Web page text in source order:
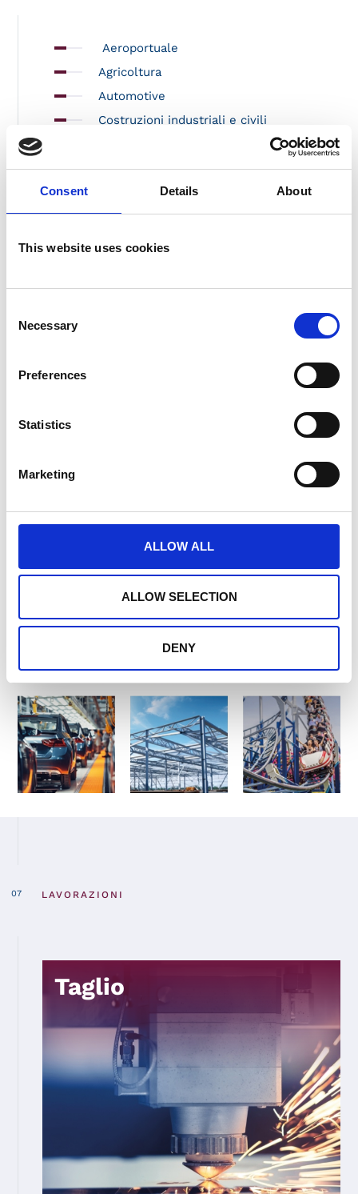
Consent Details About
This website uses cookies
Selection
Necessary
Preferences
Statistics
Marketing
ALLOW ALL
ALLOW SELECTION
DENY
Aeroportuale
Agricoltura
Automotive
Costruzioni industriali e civili
Ecologia
Ferroviario
Gru e movimento terra
Industria
LAVORAZIONI
Taglio